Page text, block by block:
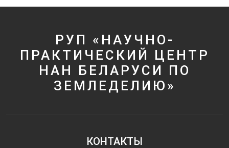
РУП «НАУЧНО-
ПРАКТИЧЕСКИЙ ЦЕНТР
НАН БЕЛАРУСИ ПО
ЗЕМЛЕДЕЛИЮ»
КОНТАКТЫ